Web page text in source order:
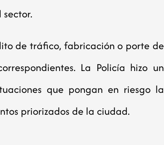
de tráfico, fabricación o porte de
La Policía hizo un
que pongan en riesgo la
priorizados de la ciudad.